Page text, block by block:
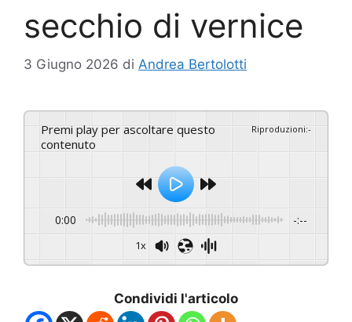
secchio di vernice
3 Giugno 2026 di Andrea Bertolotti
Premi play per ascoltare questo
contenuto
Riproduzioni:-
0:00 -:--
1x
Condividi l'articolo